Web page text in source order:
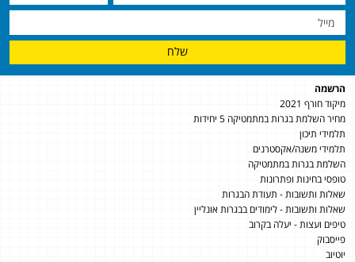
שלח
הרשמה
מיקוד חורף 2021
מחיר השלמת בגרות במתמטיקה 5 יחידות
תלמידי תיכון
תלמידי משנה/אקסטרנים
השלמת בגרות במתמטיקה
טופסי בחינות ופתרונות
שאלות ותשובות - תעודת הבגרות
שאלות ותשובות - לימודים בבגרות אונליין
טיפים ועצות - יעלה בקרוב
פייסבוק
יוטיוב